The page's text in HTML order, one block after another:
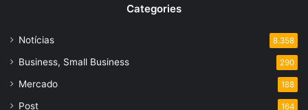
Categories
Notícias 8.358
Business, Small Business 290
Mercado 188
Post 164